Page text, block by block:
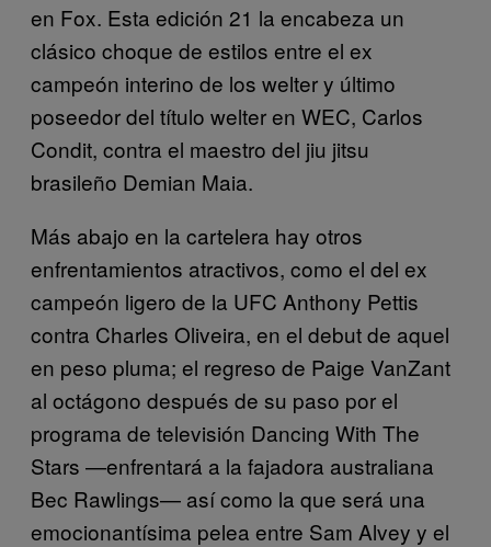
en Fox. Esta edición 21 la encabeza un
clásico choque de estilos entre el ex
campeón interino de los welter y último
poseedor del título welter en WEC, Carlos
Condit, contra el maestro del jiu jitsu
brasileño Demian Maia.
Más abajo en la cartelera hay otros
enfrentamientos atractivos, como el del ex
campeón ligero de la UFC Anthony Pettis
contra Charles Oliveira, en el debut de aquel
en peso pluma; el regreso de Paige VanZant
al octágono después de su paso por el
programa de televisión Dancing With The
Stars —enfrentará a la fajadora australiana
Bec Rawlings— así como la que será una
emocionantísima pelea entre Sam Alvey y el